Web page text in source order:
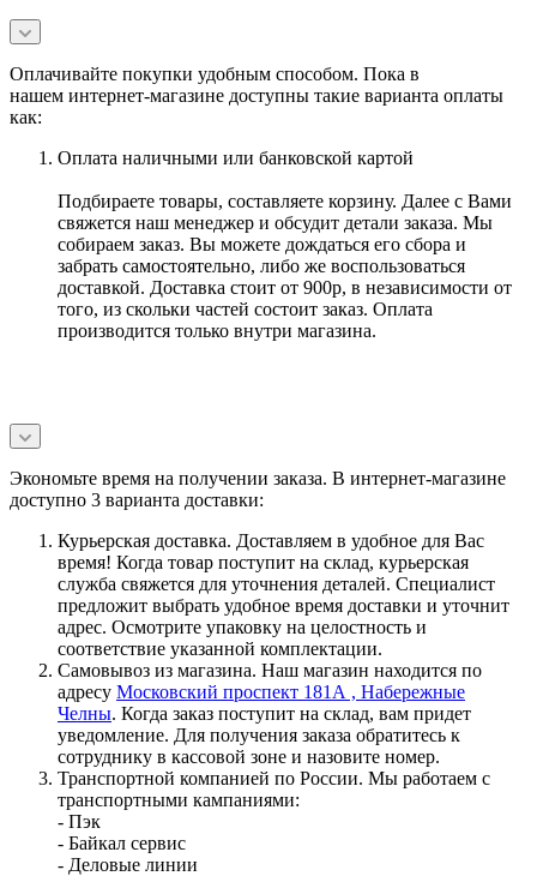
Оплачивайте покупки удобным способом. Пока в
нашем интернет-магазине доступны такие варианта оплаты
как:
Оплата наличными или банковской картой
Подбираете товары, составляете корзину. Далее с Вами
свяжется наш менеджер и обсудит детали заказа. Мы
собираем заказ. Вы можете дождаться его сбора и
забрать самостоятельно, либо же воспользоваться
доставкой. Доставка стоит от 900р, в независимости от
того, из скольки частей состоит заказ. Оплата
производится только внутри магазина.
Экономьте время на получении заказа. В интернет-магазине
доступно 3 варианта доставки:
Курьерская доставка. Доставляем в удобное для Вас
время! Когда товар поступит на склад, курьерская
служба свяжется для уточнения деталей. Специалист
предложит выбрать удобное время доставки и уточнит
адрес. Осмотрите упаковку на целостность и
соответствие указанной комплектации.
Самовывоз из магазина. Наш магазин находится по
адресу Московский проспект 181А , Набережные
Челны. Когда заказ поступит на склад, вам придет
уведомление. Для получения заказа обратитесь к
сотруднику в кассовой зоне и назовите номер.
Транспортной компанией по России. Мы работаем с
транспортными кампаниями:
- Пэк
- Байкал сервис
- Деловые линии